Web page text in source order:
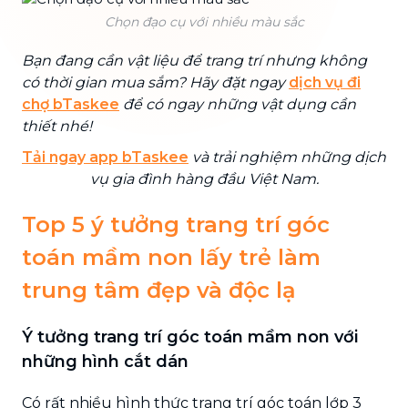
Chọn đạo cụ với nhiều màu sắc
Bạn đang cần vật liệu để trang trí nhưng không
có thời gian mua sắm? Hãy đặt ngaydịch vụ đi
chợ bTaskee để có ngay những vật dụng cần
thiết nhé!
Tải ngay app bTaskee và trải nghiệm những dịch
vụ gia đình hàng đầu Việt Nam.
Top 5 ý tưởng trang trí góc
toán mầm non lấy trẻ làm
trung tâm đẹp và độc lạ
Ý tưởng trang trí góc toán mầm non với
những hình cắt dán
Có rất nhiều hình thức trang trí góc toán lớp 3